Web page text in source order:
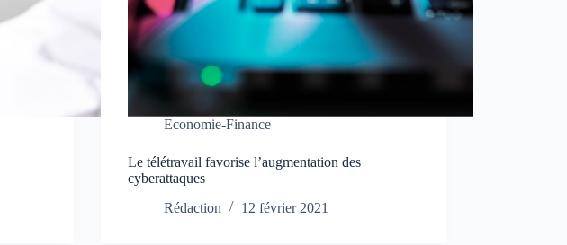
Economie-Finance
Le télétravail favorise l’augmentation des
cyberattaques
Rédaction
12 février 2021